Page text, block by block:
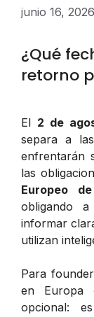
junio 16, 2026
¿Qué
retorno
El 2 de
separa a
enfrentarán
las
Europeo
obligando
informar
utilizan
Para
en Europa
opcional: